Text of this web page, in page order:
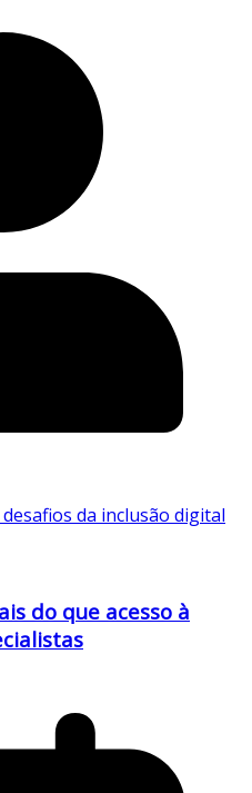
do que acesso à